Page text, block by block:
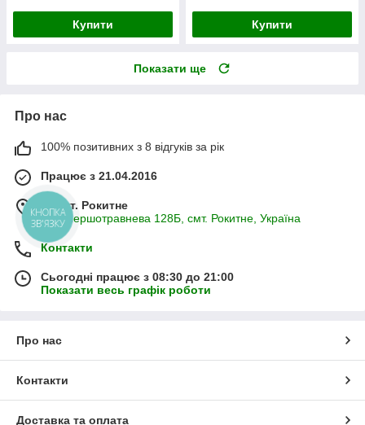
Купити Купити
Показати ще
Про нас
100% позитивних з 8 відгуків за рік
Працює з 21.04.2016
м. смт. Рокитне
вул. Першотравнева 128Б, смт. Рокитне, Україна
Контакти
Сьогодні працює з 08:30 до 21:00
Показати весь графік роботи
Про нас
Контакти
Доставка та оплата
КНОПКА
ЗВ'ЯЗКУ